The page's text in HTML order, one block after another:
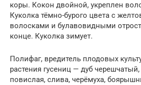
коры. Кокон двойной, укреплен
Куколка тёмно-бурого цвета с
волосками и булавовидными
конце. Куколка зимует.
Полифаг, вредитель плодовых
растения гусениц — дуб
повислая, слива, черёмуха,